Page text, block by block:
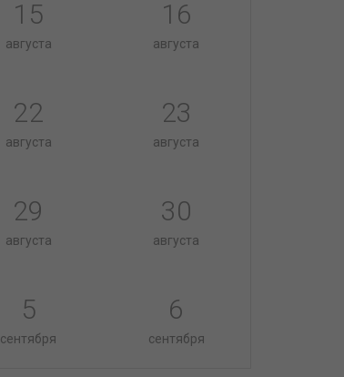
15
августа
16
августа
22
августа
23
августа
29
августа
30
августа
5
сентября
6
сентября